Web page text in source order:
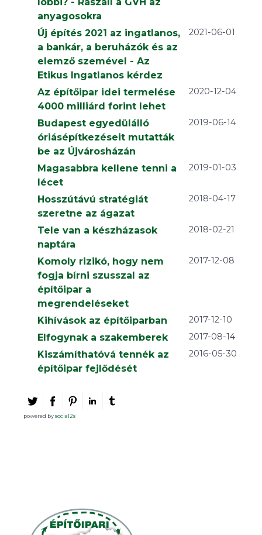
anyagosokra
Új építés 2021 az ingatlanos,
a bankár, a beruházók és az
elemző szemével - Az
Etikus Ingatlanos kérdez
2021-06-01
Az építőipar idei termelése
4000 milliárd forint lehet
2020-12-04
Budapest egyedülálló
óriásépítkezéseit mutatták
be az Újvárosházán
2019-06-14
Magasabbra kellene tenni a
lécet
2019-01-03
Hosszútávú stratégiát
szeretne az ágazat
2018-04-17
Tele van a készházasok
naptára
2018-02-21
Komoly rizikó, hogy nem
fogja bírni szusszal az
építőipar a
megrendeléseket
2017-12-08
Kihívások az építőiparban 2017-12-10
Elfogynak a szakemberek 2017-08-14
Kiszámíthatóvá tennék az
építőipar fejlődését
2016-05-30
powered bysocial2s